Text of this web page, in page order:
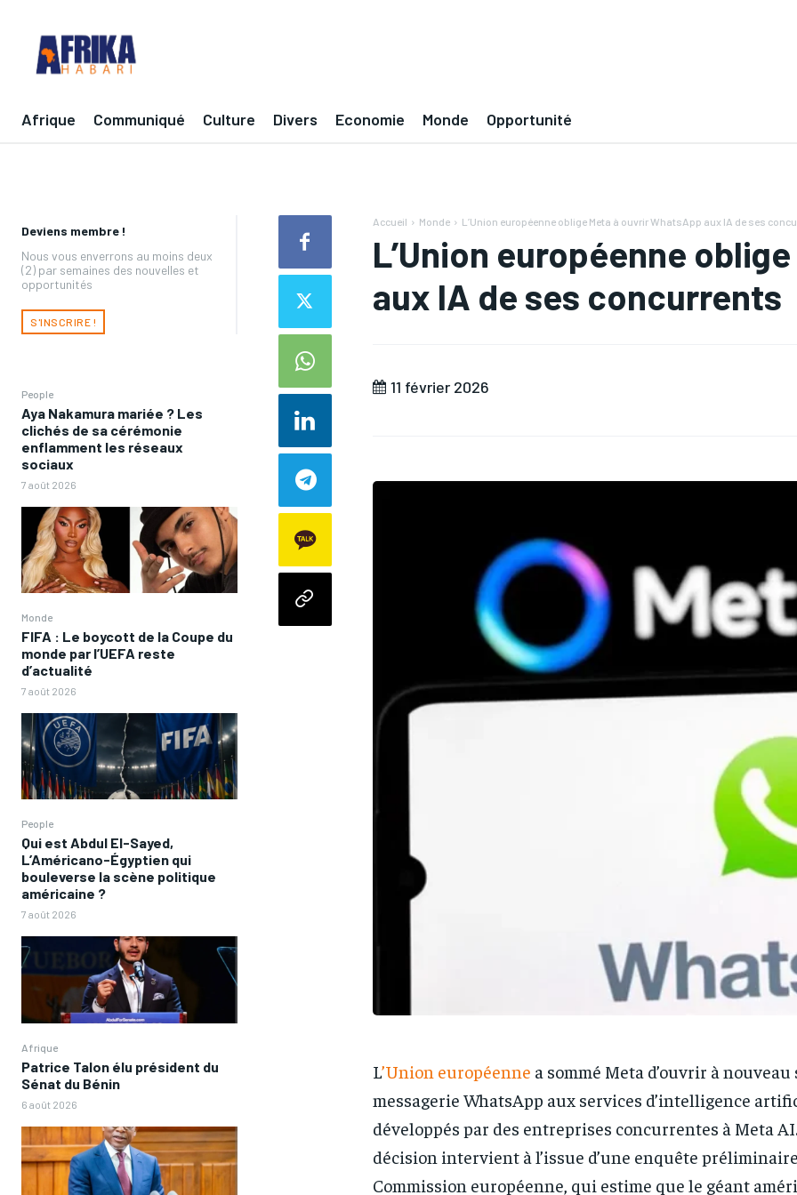
Afrique Communiqué Culture Divers Economie Monde Opportunité
Deviens membre !
Nous vous enverrons au moins deux
(2) par semaines des nouvelles et
opportunités
S'INSCRIRE !
People
Aya Nakamura mariée ? Les
clichés de sa cérémonie
enflamment les réseaux
sociaux
7 août 2026
Monde
FIFA : Le boycott de la Coupe du
monde par l’UEFA reste
d’actualité
7 août 2026
People
Qui est Abdul El-Sayed,
L’Américano-Égyptien qui
bouleverse la scène politique
américaine ?
7 août 2026
Afrique
Patrice Talon élu président du
Sénat du Bénin
6 août 2026
Accueil Monde L’Union européenne oblige Meta à ouvrir WhatsApp aux IA de ses
L’Union européenne
aux IA de ses concurrents
11 février 2026
L’Union européenne a sommé Meta d’ouvrir à nouveau
messagerie WhatsApp aux services d’intelligence
développés par des entreprises concurrentes à Meta
décision intervient à l’issue d’une enquête
Commission européenne, qui estime que le géant